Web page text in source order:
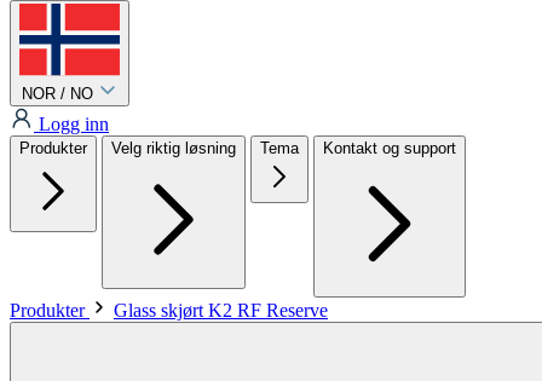
NOR / NO
Logg inn
Produkter Velg riktig løsning Tema Kontakt og support
Produkter Glass skjørt K2 RF Reserve